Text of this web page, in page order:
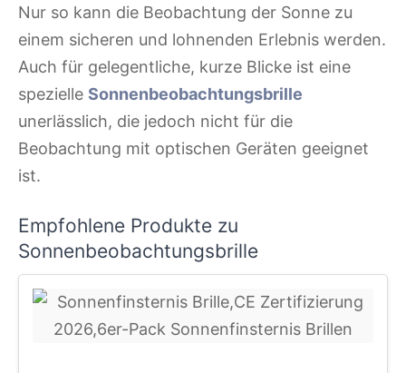
Nur so kann die Beobachtung der Sonne zu
einem sicheren und lohnenden Erlebnis werden.
Auch für gelegentliche, kurze Blicke ist eine
spezielle Sonnenbeobachtungsbrille
unerlässlich, die jedoch nicht für die
Beobachtung mit optischen Geräten geeignet
ist.
Empfohlene Produkte zu
Sonnenbeobachtungsbrille